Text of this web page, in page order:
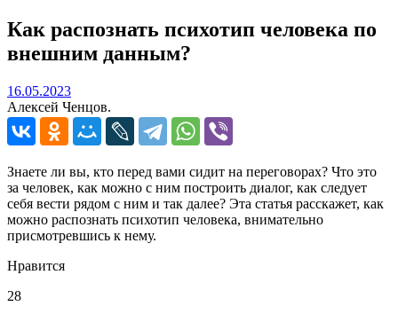
Как распознать психотип человека по
внешним данным?
16.05.202316.05.2023
Алексей Ченцов.
Знаете ли вы, кто перед вами сидит на переговорах? Что это
за человек, как можно с ним построить диалог, как следует
себя вести рядом с ним и так далее? Эта статья расскажет, как
можно распознать психотип человека, внимательно
присмотревшись к нему.
Нравится
28